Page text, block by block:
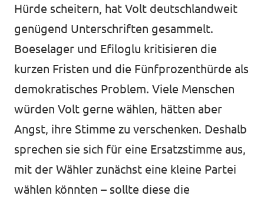
Hürde scheitern, hat Volt deutschlandweit
genügend Unterschriften gesammelt.
Boeselager und Efiloglu kritisieren die
kurzen Fristen und die Fünfprozenthürde als
demokratisches Problem. Viele Menschen
würden Volt gerne wählen, hätten aber
Angst, ihre Stimme zu verschenken. Deshalb
sprechen sie sich für eine Ersatzstimme aus,
mit der Wähler zunächst eine kleine Partei
wählen könnten – sollte diese die